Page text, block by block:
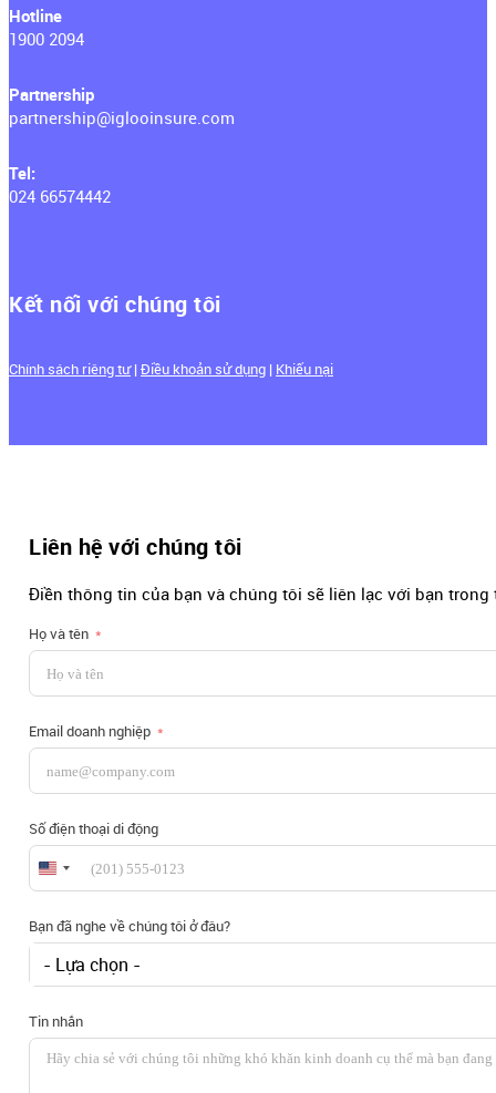
Hotline
1900 2094
Partnership
partnership@iglooinsure.com
Tel:
024 66574442
Kết nối với chúng tôi
Chính sách riêng tư|Điều khoản sử dụng | Khiếu nại
Liên hệ với chúng tôi
Điền thông tin của bạn và chúng tôi sẽ liên lạc với bạn
Họ và tên
Email doanh nghiệp
Số điện thoại di động
United
States
+1
Bạn đã nghe về chúng tôi ở đâu?
- Lựa chọn -
Tin nhắn